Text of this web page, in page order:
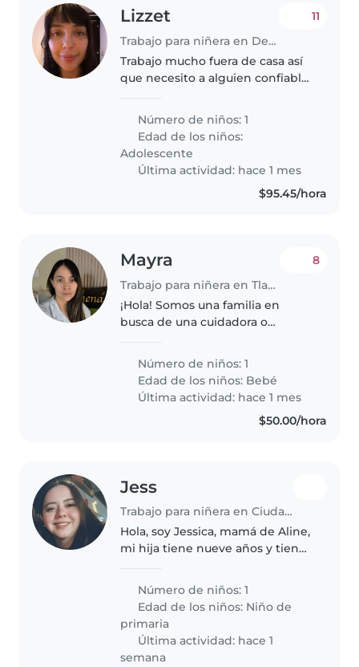
Lizzet
Trabajo para niñera en Delegación Miguel Hidalgo
11
Trabajo mucho fuera de casa así
que necesito a alguien confiable
que mi hijo tenga alguien que lo
acompañe y le cocine más ahora
que estará de vacaciones..
Número de niños: 1
Edad de los niños:
Adolescente
Última actividad: hace 1 mes
$95.45/hora
Mayra
Trabajo para niñera en Tlanepantla de baz
8
¡Hola! Somos una familia en
busca de una cuidadora o
energía y muy cariñoso! Nos
encantaría alguien que se sienta
cómodo..
Número de niños: 1
Edad de los niños: Bebé
Última actividad: hace 1 mes
$50.00/hora
Jess
Trabajo para niñera en Ciudad de Allende
Hola, soy Jessica, mamá de Aline,
mi hija tiene nueve años y tiene
de una cuidadora para realizar
sus actividades Le gusta pasear
en la Carriola y coche,..
Número de niños: 1
Edad de los niños: Niño de
primaria
Última actividad: hace 1
semana